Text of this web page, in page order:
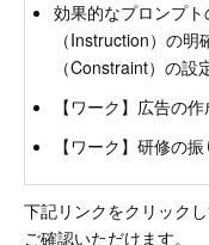
効果的なプロンプ
（Instruction）の
（Constraint）の
【ワーク】広告の
【ワーク】研修の振
下記リンクをクリック
ご確認いただけます。